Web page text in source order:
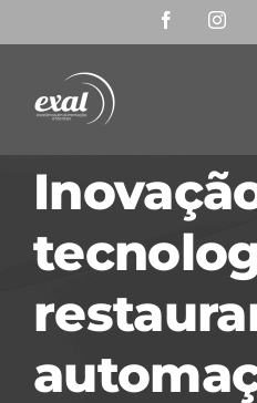
para
conteúdo
Facebook